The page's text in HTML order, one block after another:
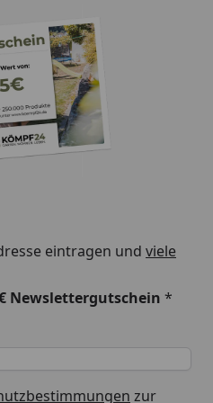
20,9 m³
231 cm
20/12/12 cm
1°
mit Gasdruckfeder
Zylinderschloss
Rutschfester
mit 30 mm Styrodur-
Platten
eintragen und viele
Newslettergutschein *
zur